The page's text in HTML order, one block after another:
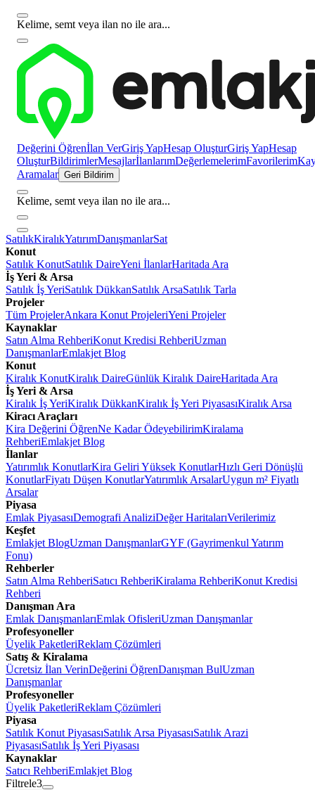
Kelime, semt veya ilan no ile ara...
Değerini Öğrenİlan VerGiriş YapHesap OluşturGiriş YapHesap
OluşturBildirimlerMesajlarİlanlarımDeğerlemelerimFavorilerim
Aramalar Geri Bildirim
Kelime, semt veya ilan no ile ara...
SatılıkKiralıkYatırımDanışmanlarSat
Konut
Satılık KonutSatılık DaireYeni İlanlarHaritada Ara
İş Yeri & Arsa
Satılık İş YeriSatılık DükkanSatılık ArsaSatılık Tarla
Projeler
Tüm ProjelerAnkara Konut ProjeleriYeni Projeler
Kaynaklar
Satın Alma RehberiKonut Kredisi RehberiUzman
DanışmanlarEmlakjet Blog
Konut
Kiralık KonutKiralık DaireGünlük Kiralık DaireHaritada Ara
İş Yeri & Arsa
Kiralık İş YeriKiralık DükkanKiralık İş Yeri PiyasasıKiralık Arsa
Kiracı Araçları
Kira Değerini ÖğrenNe Kadar ÖdeyebilirimKiralama
RehberiEmlakjet Blog
İlanlar
Yatırımlık KonutlarKira Geliri Yüksek KonutlarHızlı Geri Dönüşlü
KonutlarFiyatı Düşen KonutlarYatırımlık ArsalarUygun m² Fiyatlı
Arsalar
Piyasa
Emlak PiyasasıDemografi AnaliziDeğer HaritalarıVerilerimiz
Keşfet
Emlakjet BlogUzman DanışmanlarGYF (Gayrimenkul Yatırım
Fonu)
Rehberler
Satın Alma RehberiSatıcı RehberiKiralama RehberiKonut Kredisi
Rehberi
Danışman Ara
Emlak DanışmanlarıEmlak OfisleriUzman Danışmanlar
Profesyoneller
Üyelik PaketleriReklam Çözümleri
Satış & Kiralama
Ücretsiz İlan VerinDeğerini ÖğrenDanışman BulUzman
Danışmanlar
Profesyoneller
Üyelik PaketleriReklam Çözümleri
Piyasa
Satılık Konut PiyasasıSatılık Arsa PiyasasıSatılık Arazi
PiyasasıSatılık İş Yeri Piyasası
Kaynaklar
Satıcı RehberiEmlakjet Blog
Filtrele3